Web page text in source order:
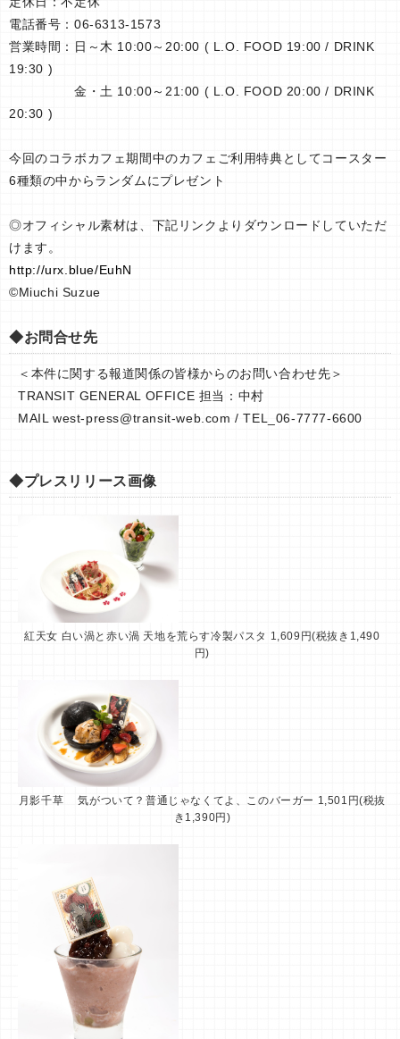
電話番号：06-6313-1573
営業時間：日～木 10:00～20:00 ( L.O. FOOD 19:00 / DRINK
19:30 )
金・土 10:00～21:00 ( L.O. FOOD 20:00 / DRINK
20:30 )
今回のコラボカフェ期間中のカフェご利用特典としてコースター
6種類の中からランダムにプレゼント
◎オフィシャル素材は、下記リンクよりダウンロードしていただ
けます。
http://urx.blue/EuhN
©Miuchi Suzue
◆お問合せ先
＜本件に関する報道関係の皆様からのお問い合わせ先＞
TRANSIT GENERAL OFFICE 担当：中村
MAIL west-press@transit-web.com / TEL_06-7777-6600
◆プレスリリース画像
紅天女 白い渦と赤い渦 天地を荒らす冷製パスタ 1,609円(税抜き1,490
円)
月影千草 気がついて？普通じゃなくてよ、このバーガー 1,501円(税抜
き1,390円)